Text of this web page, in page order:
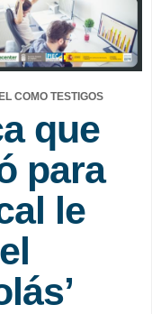
COMO TESTIGOS
que
para
le